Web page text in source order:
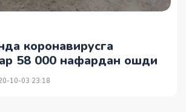
коронавирусга
58 000 нафардан ошди
10-03 23:18